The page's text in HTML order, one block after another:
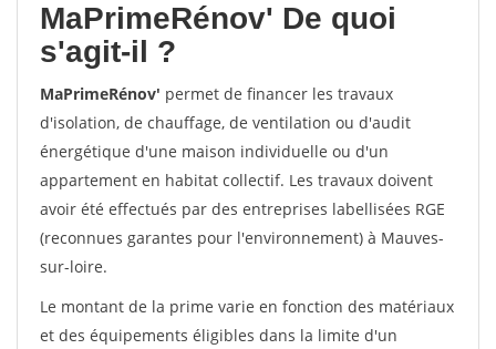
MaPrimeRénov' De quoi
s'agit-il ?
MaPrimeRénov' permet de financer les travaux
d'isolation, de chauffage, de ventilation ou d'audit
énergétique d'une maison individuelle ou d'un
appartement en habitat collectif. Les travaux doivent
avoir été effectués par des entreprises labellisées RGE
(reconnues garantes pour l'environnement) à Mauves-
sur-loire.
Le montant de la prime varie en fonction des matériaux
et des équipements éligibles dans la limite d'un